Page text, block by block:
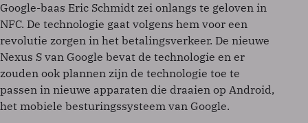
Google-baas Eric Schmidt zei onlangs te geloven in
NFC. De technologie gaat volgens hem voor een
revolutie zorgen in het betalingsverkeer. De nieuwe
Nexus S van Google bevat de technologie en er
zouden ook plannen zijn de technologie toe te
passen in nieuwe apparaten die draaien op Android,
het mobiele besturingssysteem van Google.